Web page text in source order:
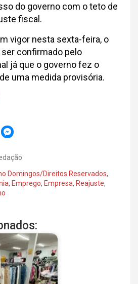
do governo com o teto de
fiscal.
vigor nesta sexta-feira, o
confirmado pelo
já que o governo fez o
uma medida provisória.
Domingos/Direitos Reservados,
, Emprego, Empresa, Reajuste,